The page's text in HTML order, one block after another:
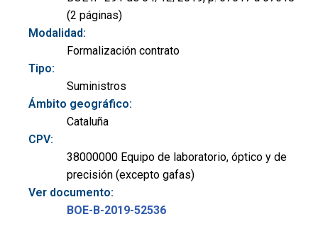
(2 páginas)
Modalidad:
Formalización contrato
Tipo:
Suministros
Ámbito geográfico:
Cataluña
CPV:
38000000 Equipo de laboratorio, óptico y de
precisión (excepto gafas)
Ver documento:
BOE-B-2019-52536